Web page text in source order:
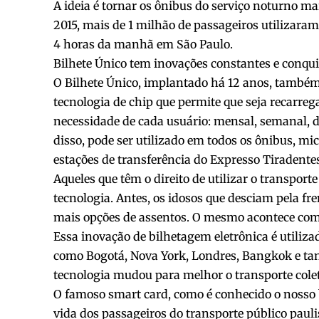
A ideia é tornar os ônibus do serviço noturno
2015, mais de 1 milhão de passageiros
4 horas da manhã em São Paulo.
Bilhete Único tem inovações constantes e
O Bilhete Único, implantado há 12 anos,
tecnologia de chip que permite que seja
necessidade de cada usuário: mensal,
disso, pode ser utilizado em todos os ônibus,
estações de transferência do Expresso
Aqueles que têm o direito de utilizar o
tecnologia. Antes, os idosos que desciam pela
mais opções de assentos. O mesmo acontece
Essa inovação de bilhetagem eletrônica é
como Bogotá, Nova York, Londres, Bangkok e
tecnologia mudou para melhor o transporte
O famoso smart card, como é conhecido o
vida dos passageiros do transporte público